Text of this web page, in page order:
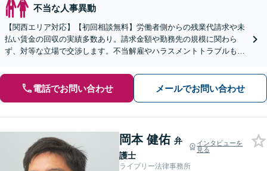
不当な人事異動
【関西エリア対応】【初回相談無料】労働者側からの残業代請求や未
払い賃金の回収の実績多数あり。請求金額や勤務先の規模に関わら
ず、対等な立場で交渉します。不当解雇やハラスメントトラブルもご
電話でお問い合わせ メールでお問い合わせ
岡本 健佑 弁
護士
インタビューを
見る
ライブリー法律事務所